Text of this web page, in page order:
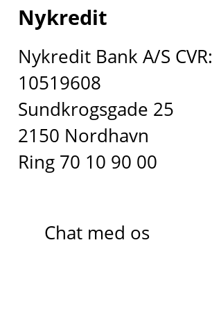
Nykredit
Nykredit Bank A/S CVR:
10519608
Sundkrogsgade 25
2150 Nordhavn
Ring 70 10 90 00
Chat med os